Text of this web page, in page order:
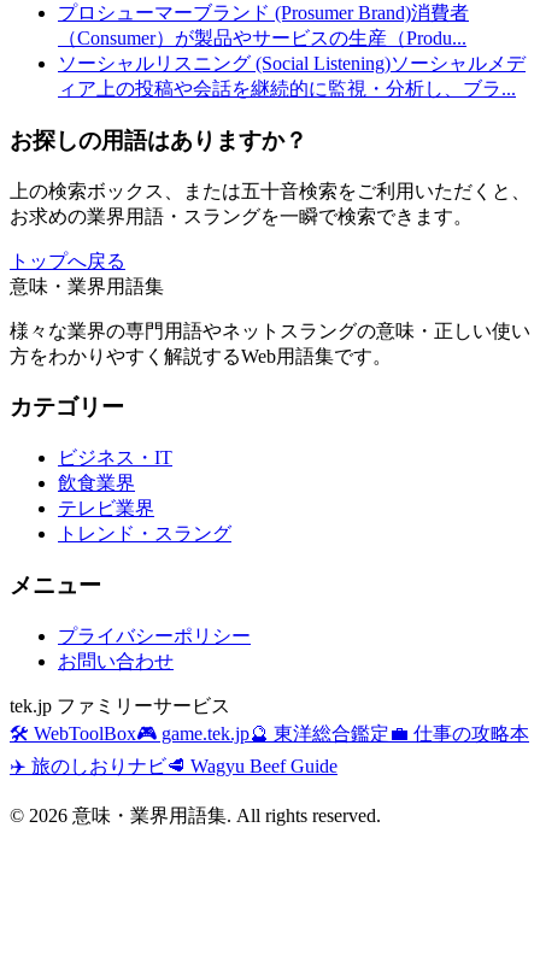
プロシューマーブランド (Prosumer Brand)消費者
（Consumer）が製品やサービスの生産（Produ...
ソーシャルリスニング (Social Listening)ソーシャルメデ
ィア上の投稿や会話を継続的に監視・分析し、ブラ...
お探しの用語はありますか？
上の検索ボックス、または五十音検索をご利用いただくと、
お求めの業界用語・スラングを一瞬で検索できます。
トップへ戻る
意味・業界用語集
様々な業界の専門用語やネットスラングの意味・正しい使い
方をわかりやすく解説するWeb用語集です。
カテゴリー
ビジネス・IT
飲食業界
テレビ業界
トレンド・スラング
メニュー
プライバシーポリシー
お問い合わせ
tek.jp ファミリーサービス
🛠️ WebToolBox🎮 game.tek.jp🔮 東洋総合鑑定💼 仕事の攻略本
✈️ 旅のしおりナビ🥩 Wagyu Beef Guide
© 2026 意味・業界用語集. All rights reserved.